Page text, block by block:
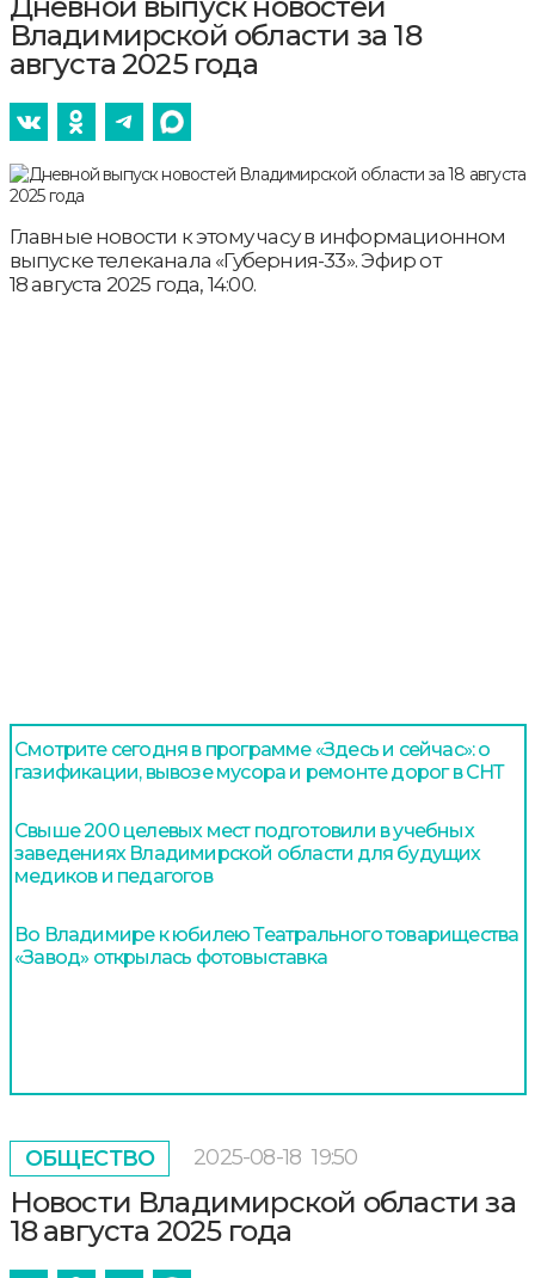
Дневной выпуск новостей
Владимирской области за 18
августа 2025 года
Главные новости к этому часу в информационном
выпуске телеканала «Губерния-33». Эфир от
18 августа 2025 года, 14:00.
Смотрите сегодня в программе «Здесь и сейчас»: о
газификации, вывозе мусора и ремонте дорог в СНТ
Свыше 200 целевых мест подготовили в учебных
заведениях Владимирской области для будущих
медиков и педагогов
Во Владимире к юбилею Театрального товарищества
«Завод» открылась фотовыставка
ОБЩЕСТВО 2025-08-18 19:50
Новости Владимирской области за
18 августа 2025 года